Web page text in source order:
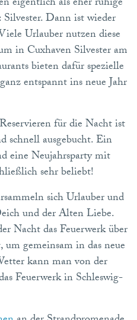
Dann ist wieder
Urlauber nutzen diese
in Cuxhaven Silvester am
bieten dafür spezielle
entspannt ins neue Jahr
für die Nacht ist
schnell ausgebucht. Ein
eine Neujahrsparty mit
sehr beliebt!
sich Urlauber und
und der Alten Liebe.
Nacht das Feuerwerk über
gemeinsam in das neue
kann man von der
Feuerwerk in Schleswig-